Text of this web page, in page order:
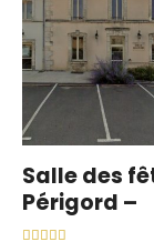
Salle des
Périgord –